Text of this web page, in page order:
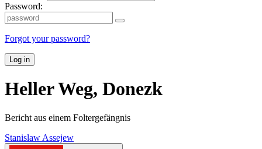
Password:
Forgot your password?
Log in
Heller Weg, Donezk
Bericht aus einem Foltergefängnis
Stanislaw Assejew